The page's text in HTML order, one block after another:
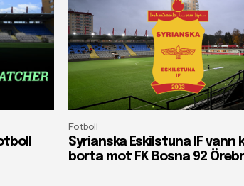
Fotboll
Syrianska Eskilstuna IF vann
borta mot FK Bosna 92